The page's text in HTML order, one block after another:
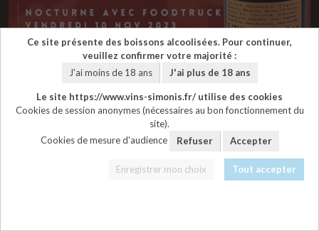
Salon des Vins de
Ce site présente des boissons alcoolisées. Pour continuer,
veuillez confirmer votre majorité :
J'ai moins de 18 ans
J'ai plus de 18 ans
Le site https://www.vins-simonis.fr/ utilise des cookies
Cookies de session anonymes (nécessaires au bon fonctionnement du
site).
Cookies de mesure d'audience
Refuser Accepter
Enregistrer mon choix Tout accepter